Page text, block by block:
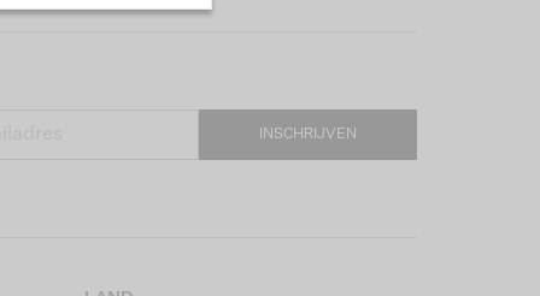
INSCHRIJVEN